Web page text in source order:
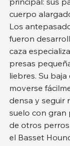
cuerpo
Los
fueron
caza
presas
liebres. Su
moverse
densa y seguir
suelo con gran
de otros
el Basset